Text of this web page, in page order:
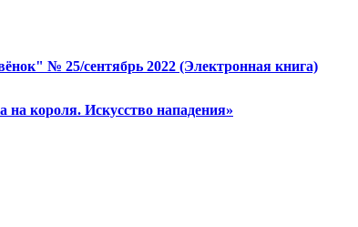
№ 25/сентябрь 2022 (Электронная книга)
короля. Искусство нападения»